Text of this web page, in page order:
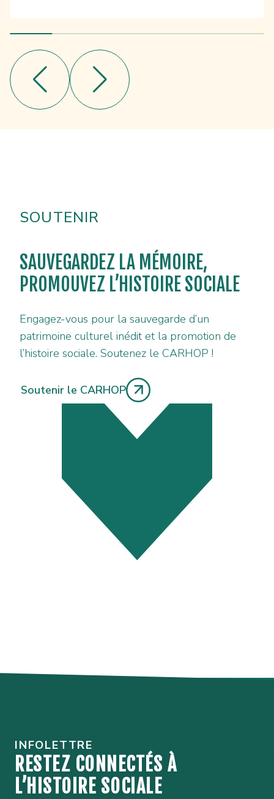
SOUTENIR
SAUVEGARDEZ LA MÉMOIRE,
PROMOUVEZ L’HISTOIRE SOCIALE
Engagez-vous pour la sauvegarde d’un
patrimoine culturel inédit et la promotion de
l’histoire sociale. Soutenez le CARHOP !
Soutenir le CARHOP
INFOLETTRE
RESTEZ CONNECTÉS À
L’HISTOIRE SOCIALE